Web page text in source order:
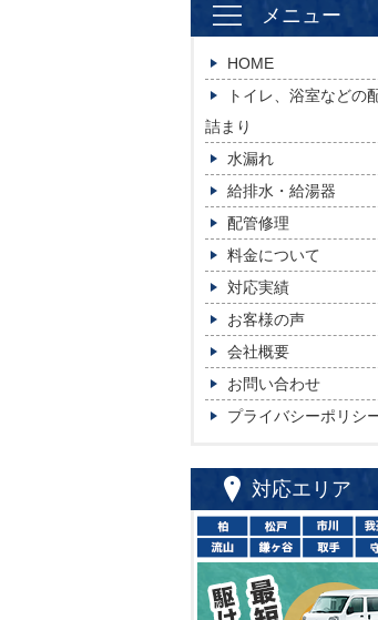
メニュー
HOME
トイレ、浴室などの
詰まり
水漏れ
給排水・給湯器
配管修理
料金について
対応実績
お客様の声
会社概要
お問い合わせ
プライバシーポリシ
対応エリア